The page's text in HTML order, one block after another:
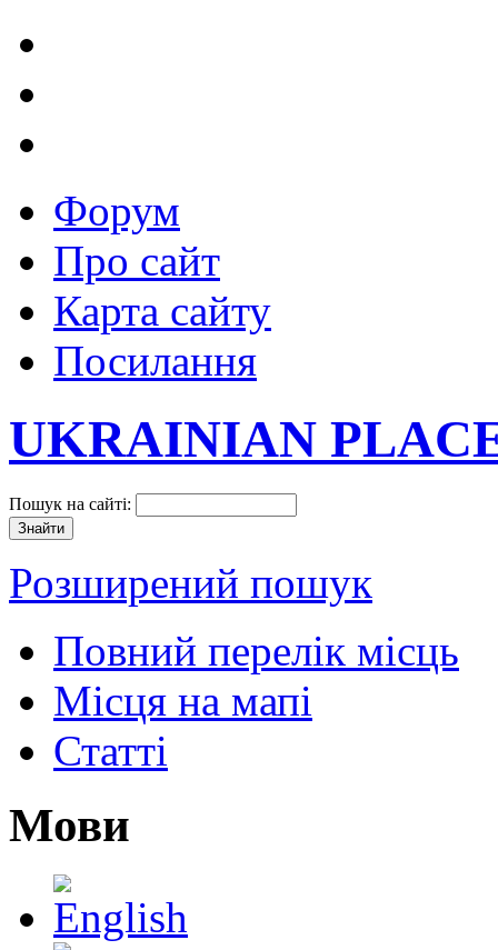
Форум
Про сайт
Карта сайту
Посилання
UKRAINIAN
Пошук на сайті:
Розширений пошук
Повний перелік місць
Місця на мапі
Статті
Мови